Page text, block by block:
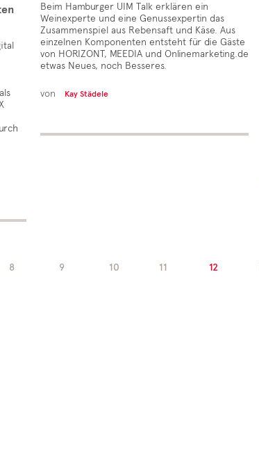
Beim Hamburger UIM Talk erklären ein
Weinexperte und eine Genussexpertin das
Zusammenspiel aus Rebensaft und Käse. Aus
einzelnen Komponenten entsteht für die Gäste
von HORIZONT, MEEDIA und Onlinemarketing.de
etwas Neues, noch Besseres.
von Kay Städele
8 9 10 11 12